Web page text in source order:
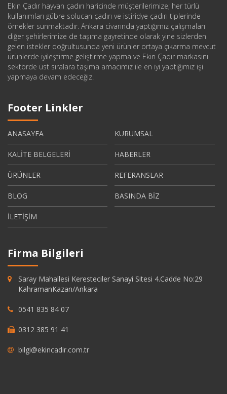
Ekin Çadır hayvan çadırı haricinde müşterilerimize; her türlü
kullanımları gübre solucan çadırı ve istiridye çadırı tiplerinde
örnekler sunmaktadır. Ankara civarında yaptığımız çalışmaları
diğer şehirlerimize de taşıma gayretinde olarak yine sizlerden
gelen istekler doğrultusunda yeni ürünler ortaya çıkarma mevcut
ürünlerde iyileştirme geliştirme yapma ve Ekin Çadır markasını
sektörde üst sıralara taşıma amacımız ile en iyi yaptığımız işi
yapmaya devam edeceğiz.
Footer Linkler
ANASAYFA KURUMSAL
KALİTE BELGELERİ HABERLER
ÜRÜNLER REFERANSLAR
BLOG BASINDA BİZ
İLETİŞİM
Firma Bilgileri
Saray Mahallesi Keresteciler Sanayi Sitesi 4.Cadde No:29
KahramanKazan/Ankara
0541 835 84 07
0312 385 91 41
bilgi@ekincadir.com.tr